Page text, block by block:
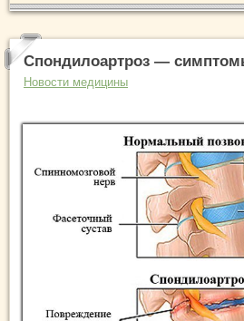
Спондилоартроз —
Новости медицины